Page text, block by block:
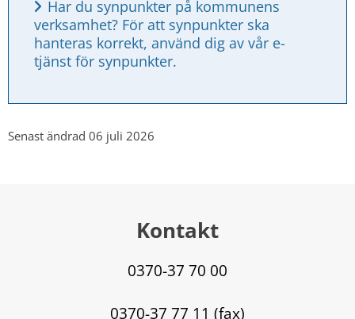
Har du synpunkter på kommunens
verksamhet? För att synpunkter ska
hanteras korrekt, använd dig av vår e-
tjänst för synpunkter.
Senast ändrad 06 juli 2026
Kontakt
0370-37 70 00
0370-37 77 11 (fax)